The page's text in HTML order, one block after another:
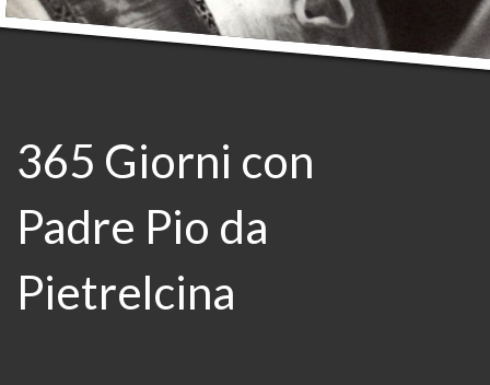
365 Giorni con
Padre Pio da
Pietrelcina